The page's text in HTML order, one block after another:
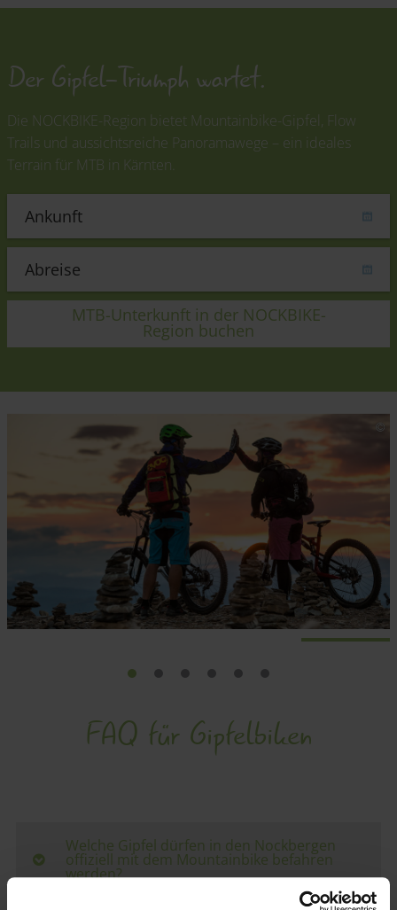
Der Gipfel-Triumph wartet.
Die NOCKBIKE-Region bietet Mountainbike-Gipfel, Flow
Trails und aussichtsreiche Panoramawege – ein ideales
Terrain für MTB in Kärnten.
MTB-Unterkunft in der NOCKBIKE-
Region buchen
FAQ für Gipfelbiken
Welche Gipfel dürfen in den Nockbergen
offiziell mit dem Mountainbike befahren
werden?